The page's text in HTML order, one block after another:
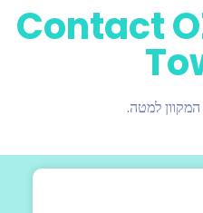
Contact
למטה.